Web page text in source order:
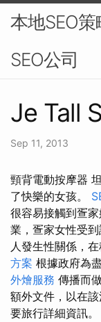
本地SEO
SEO公司
Je Tall
Sep 11, 2013
頸背電動按摩器
了快樂的女孩。
很容易接觸到疍家
業，疍家女性受
人發生性關係，
方案 根據政府為
外燴服務 傳播而
額外文件，以在
要旅行詳細資訊。